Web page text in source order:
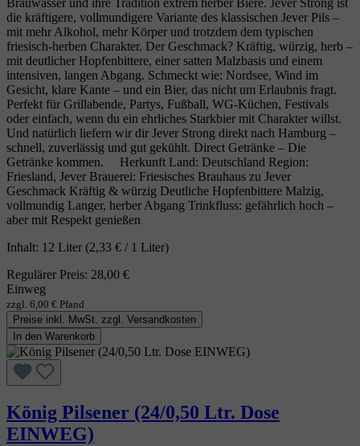
Brauwasser und ihre Tradition extrem herber Biere. Jever Strong ist
die kräftigere, vollmundigere Variante des klassischen Jever Pils –
mit mehr Alkohol, mehr Körper und trotzdem dem typischen
friesisch‑herben Charakter. Der Geschmack? Kräftig, würzig, herb –
mit deutlicher Hopfenbittere, einer satten Malzbasis und einem
intensiven, langen Abgang. Schmeckt wie: Nordsee, Wind im
Gesicht, klare Kante – und ein Bier, das nicht um Erlaubnis fragt.
Perfekt für Grillabende, Partys, Fußball, WG‑Küchen, Festivals
oder einfach, wenn du ein ehrliches Starkbier mit Charakter willst.
Und natürlich liefern wir dir Jever Strong direkt nach Hamburg –
schnell, zuverlässig und gut gekühlt. Direct Getränke – Die
Getränke kommen. Herkunft Land: Deutschland Region:
Friesland, Jever Brauerei: Friesisches Brauhaus zu Jever
Geschmack Kräftig & würzig Deutliche Hopfenbittere Malzig,
vollmundig Langer, herber Abgang Trinkfluss: gefährlich hoch –
aber mit Respekt genießen
Inhalt: 12 Liter (2,33 € / 1 Liter)
Regulärer Preis: 28,00 €
Einweg
zzgl. 6,00 € Pfand
Preise inkl. MwSt. zzgl. Versandkosten
In den Warenkorb
König Pilsener (24/0,50 Ltr. Dose
EINWEG)